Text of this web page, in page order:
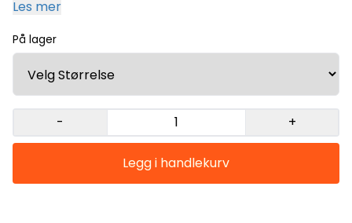
en skiftenøkkel i handa. Under står teksten ¨I can do
Kerosin¨og ¨I can do it!¨ Collegejakken er rød med
cremefargede ermer Det er ribbestrikket krage,
mansjetter og nederst på ermene, som er i sorte
cremefargede og røde striper. Lukkes med trykk-
knapper. Stikklommer. 75 % bomull 25 % polyester
Vaskes separat og med innsiden ut i kaldt vann 30
grader. Brystmål Lengde rygg Str. L:
106 cm. 55 cm XL: 116 cm 56 cm
XXL: 120 cm 58 cm
Les mer
På lager
- +